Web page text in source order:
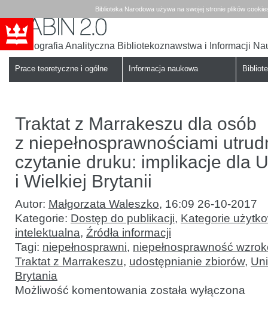
Biblioteka Narodowa używa na swojej stronie plików
Babin
Bibliografia Analityczna Bibliotekoznawstwa i Informacji
Prace teoretyczne i ogólne Informacja naukowa
Traktat z Marrakeszu dla osób
z niepełnosprawnościami
czytanie druku: implikacje dla
i Wielkiej Brytanii
Autor: Małgorzata Waleszko, 16:09 26-10-2017
Kategorie: Dostęp do publikacji, Kategorie
intelektualna, Źródła informacji
Tagi: niepełnosprawni, niepełnosprawność
Traktat z Marrakeszu, udostępnianie zbiorów,
Brytania
Możliwość komentowania Traktat
z Marrakeszu
została wyłączona